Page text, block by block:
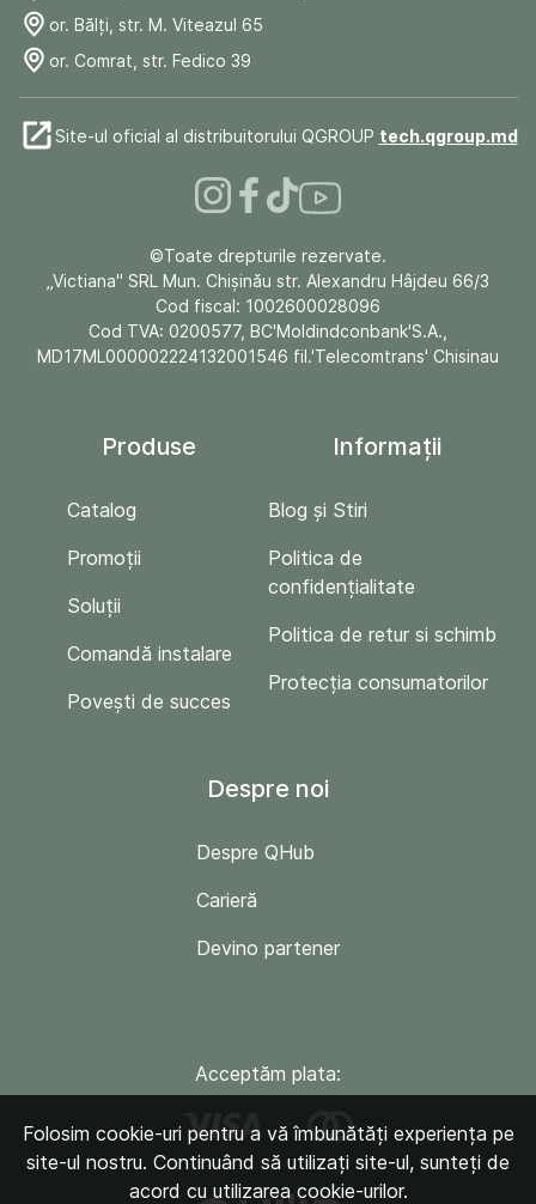
or. Bălți, str. M. Viteazul 65
or. Comrat, str. Fedico 39
Site-ul oficial al distribuitorului QGROUP tech.qgroup.md
©Toate drepturile rezervate.
„Victiana" SRL Mun. Chişinău str. Alexandru Hâjdeu 66/3
Cod fiscal: 1002600028096
Cod TVA: 0200577, BC'Moldindconbank'S.A.,
MD17ML000002224132001546 fil.'Telecomtrans' Chisinau
Produse
Catalog
Promoții
Soluții
Comandă instalare
Povești de succes
Informații
Blog și Stiri
Politica de
confidențialitate
Politica de retur si schimb
Protecția consumatorilor
Despre noi
Despre QHub
Carieră
Devino partener
Acceptăm plata:
Folosim cookie-uri pentru a vă îmbunătăți experiența pe
site-ul nostru. Continuând să utilizați site-ul, sunteți de
acord cu utilizarea cookie-urilor.